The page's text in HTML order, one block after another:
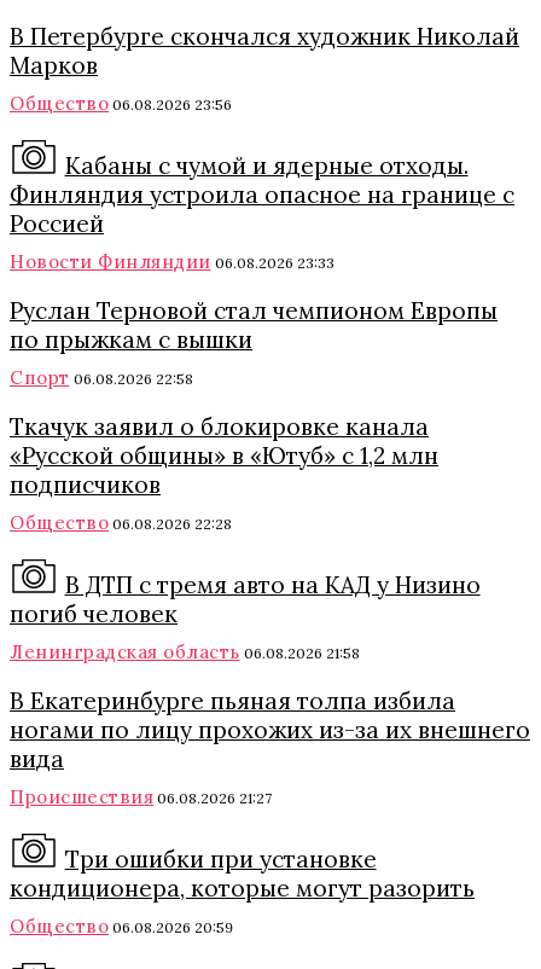
В Петербурге скончался художник Николай
Марков
Общество 06.08.2026 23:56
Кабаны с чумой и ядерные отходы.
Финляндия устроила опасное на границе с
Россией
Новости Финляндии 06.08.2026 23:33
Руслан Терновой стал чемпионом Европы
по прыжкам с вышки
Спорт 06.08.2026 22:58
Ткачук заявил о блокировке канала
«Русской общины» в «Ютуб» с 1,2 млн
подписчиков
Общество 06.08.2026 22:28
В ДТП с тремя авто на КАД у Низино
погиб человек
Ленинградская область 06.08.2026 21:58
В Екатеринбурге пьяная толпа избила
ногами по лицу прохожих из-за их внешнего
вида
Происшествия 06.08.2026 21:27
Три ошибки при установке
кондиционера, которые могут разорить
Общество 06.08.2026 20:59